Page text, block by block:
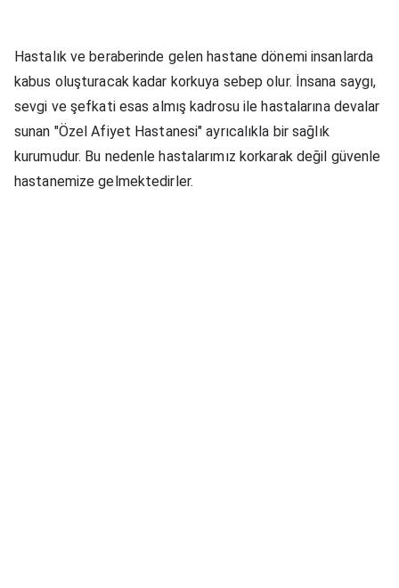
Hastalık ve beraberinde gelen hastane dönemi insanlarda
kabus oluşturacak kadar korkuya sebep olur. İnsana saygı,
sevgi ve şefkati esas almış kadrosu ile hastalarına devalar
sunan "Özel Afiyet Hastanesi" ayrıcalıkla bir sağlık
kurumudur. Bu nedenle hastalarımız korkarak değil güvenle
hastanemize gelmektedirler.